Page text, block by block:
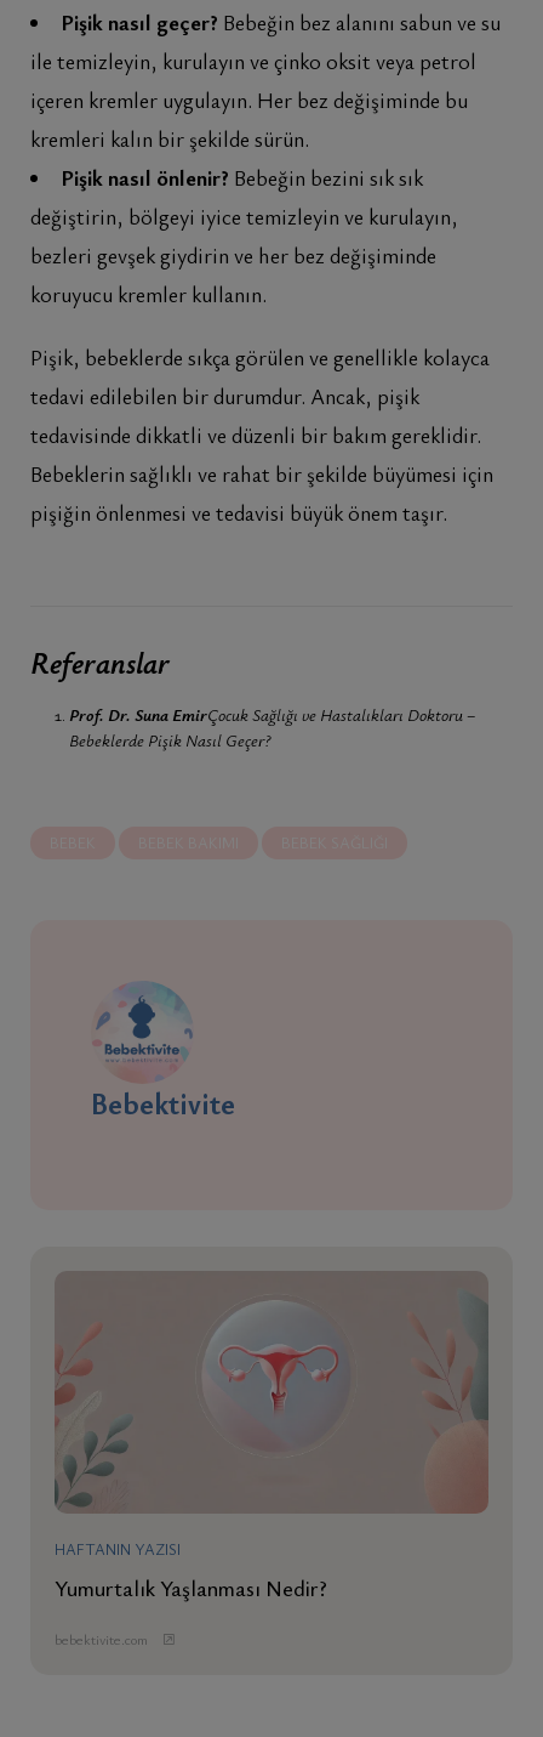
Pişik nasıl geçer? Bebeğin bez alanını sabun ve su
ile temizleyin, kurulayın ve çinko oksit veya petrol
içeren kremler uygulayın. Her bez değişiminde bu
kremleri kalın bir şekilde sürün.
Pişik nasıl önlenir? Bebeğin bezini sık sık
değiştirin, bölgeyi iyice temizleyin ve kurulayın,
bezleri gevşek giydirin ve her bez değişiminde
koruyucu kremler kullanın.
Pişik, bebeklerde sıkça görülen ve genellikle kolayca
tedavi edilebilen bir durumdur. Ancak, pişik
tedavisinde dikkatli ve düzenli bir bakım gereklidir.
Bebeklerin sağlıklı ve rahat bir şekilde büyümesi için
pişiğin önlenmesi ve tedavisi büyük önem taşır.
Referanslar
Prof. Dr. Suna EmirÇocuk Sağlığı ve Hastalıkları Doktoru –
Bebeklerde Pişik Nasıl Geçer?
Bebektivite
HAFTANIN YAZISI
Yumurtalık Yaşlanması Nedir?
bebektivite.com